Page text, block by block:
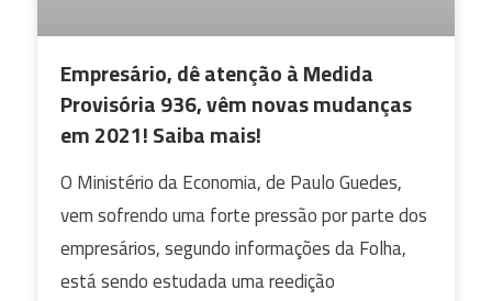
Empresário, dê atenção à Medida
Provisória 936, vêm novas mudanças
em 2021! Saiba mais!
O Ministério da Economia, de Paulo Guedes,
vem sofrendo uma forte pressão por parte dos
empresários, segundo informações da Folha,
está sendo estudada uma reedição